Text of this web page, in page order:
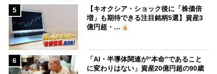
5
【キオクシア・ショック後に「株価倍
増」も期待できる注目銘柄5選】資産3
億円超・…
6
「AI・半導体関連が“本命”であること
に変わりはない」資産20億円超の90歳